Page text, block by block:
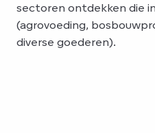
sectoren ontdekken die
(agrovoeding,
diverse goederen).